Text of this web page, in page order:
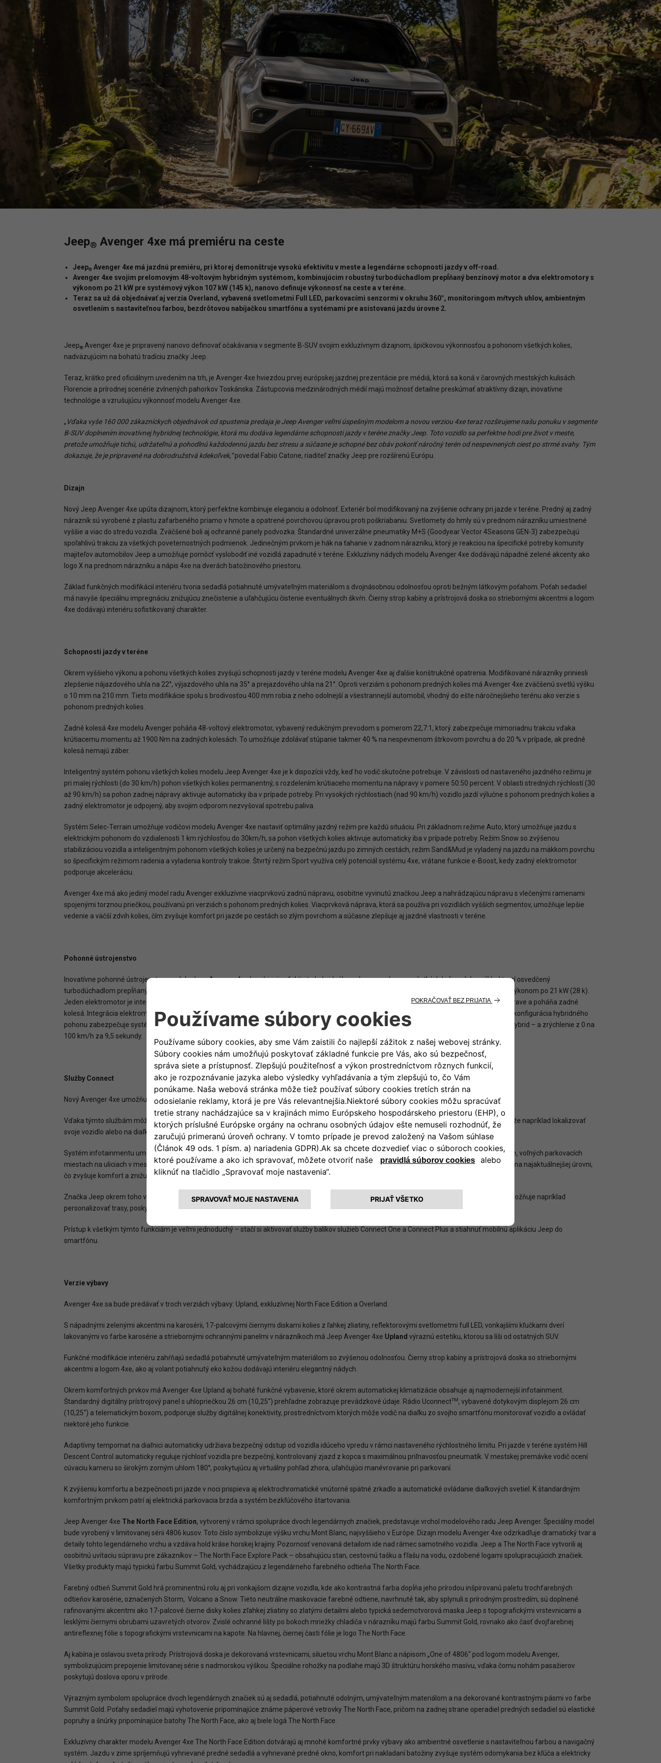
Jeep® Avenger 4xe má premiéru na ceste
Jeep® Avenger 4xe má jazdnú premiéru, pri ktorej demonštruje vysokú efektivitu v meste a legendárne schopnosti jazdy v off-road.
Avenger 4xe svojim prelomovým 48-voltovým hybridným systémom, kombinujúcim robustný turbodúchadlom prepĺňaný benzínový motor a dva elektromotory s
výkonom po 21 kW pre systémový výkon 107 kW (145 k), nanovo definuje výkonnosť na ceste a v teréne.
Teraz sa už dá objednávať aj verzia Overland, vybavená svetlometmi Full LED, parkovacími senzormi v okruhu 360°, monitoringom mŕtvych uhlov, ambientným
osvetlením s nastaviteľnou farbou, bezdrôtovou nabíjačkou smartfónu a systémami pre asistovanú jazdu úrovne 2.
Jeep® Avenger 4xe je pripravený nanovo definovať očakávania v segmente B-SUV svojim exkluzívnym dizajnom, špičkovou výkonnosťou a pohonom všetkých kolies,
nadväzujúcim na bohatú tradíciu značky Jeep.
Teraz, krátko pred oficiálnym uvedením na trh, je Avenger 4xe hviezdou prvej európskej jazdnej prezentácie pre médiá, ktorá sa koná v čarovných mestských kulisách
Florencie a prírodnej scenérie zvlnených pahorkov Toskánska. Zástupcovia medzinárodných médií majú možnosť detailne preskúmať atraktívny dizajn, inovatívne
technológie a vzrušujúcu výkonnosť modelu Avenger 4xe.
„ Vďaka vyše 160 000 zákazníckych objednávok od spustenia predaja je Jeep Avenger veľmi úspešným modelom a novou verziou 4xe teraz rozširujeme našu ponuku v segmente
B-SUV doplnením inovatívnej hybridnej technológie, ktorá mu dodáva legendárne schopnosti jazdy v teréne značky Jeep. Toto vozidlo sa perfektne hodí pre život v meste,
pretože umožňuje tichú, udržateľnú a pohodlnú každodennú jazdu bez stresu a súčasne je schopné bez obáv pokoriť náročný terén od nespevnených ciest po strmé svahy. Tým
dokazuje, že je pripravené na dobrodružstvá kdekoľvek,“povedal Fabio Catone, riaditeľ značky Jeep pre rozšírenú Európu.
Dizajn
Nový Jeep Avenger 4xe upúta dizajnom, ktorý perfektne kombinuje eleganciu a odolnosť. Exteriér bol modifikovaný na zvýšenie ochrany pri jazde v teréne. Predný aj zadný
nárazník sú vyrobené z plastu zafarbeného priamo v hmote a opatrené povrchovou úpravou proti poškriabaniu. Svetlomety do hmly sú v prednom nárazníku umiestnené
vyššie a viac do stredu vozidla. Zväčšené boli aj ochranné panely podvozka. Štandardné univerzálne pneumatiky M+S (Goodyear Vector 4Seasons GEN-3) zabezpečujú
spoľahlivú trakciu za všetkých poveternostných podmienok. Jedinečným prvkom je hák na ťahanie v zadnom nárazníku, ktorý je reakciou na špecifické potreby komunity
majiteľov automobilov Jeep a umožňuje pomôcť vyslobodiť iné vozidlá zapadnuté v teréne. Exkluzívny nádych modelu Avenger 4xe dodávajú nápadné zelené akcenty ako
logo X na prednom nárazníku a nápis 4xe na dverách batožinového priestoru.
Základ funkčných modifikácií interiéru tvoria sedadlá potiahnuté umývateľným materiálom s dvojnásobnou odolnosťou oproti bežným látkovým poťahom. Poťah sedadiel
má navyše špeciálnu impregnáciu znižujúcu znečistenie a uľahčujúcu čistenie eventuálnych škvŕn. Čierny strop kabíny a prístrojová doska so striebornými akcentmi a logom
4xe dodávajú interiéru sofistikovaný charakter.
Schopnosti jazdy v teréne
Okrem vyššieho výkonu a pohonu všetkých kolies zvyšujú schopnosti jazdy v teréne modelu Avenger 4xe aj ďalšie konštrukčné opatrenia. Modifikované nárazníky priniesli
zlepšenie nájazdového uhla na 22°, výjazdového uhla na 35° a prejazdového uhla na 21°. Oproti verziám s pohonom predných kolies má Avenger 4xe zväčšenú svetlú výšku
o 10 mm na 210 mm. Tieto modifikácie spolu s brodivosťou 400 mm robia z neho odolnejší a všestrannejší automobil, vhodný do ešte náročnejšieho terénu ako verzie s
pohonom predných kolies.
Zadné kolesá 4xe modelu Avenger poháňa 48-voltový elektromotor, vybavený redukčným prevodom s pomerom 22,7:1, ktorý zabezpečuje mimoriadnu trakciu vďaka
krútiacemu momentu až 1900 Nm na zadných kolesách. To umožňuje zdolávať stúpanie takmer 40 % na nespevnenom štrkovom povrchu a do 20 % v prípade, ak predné
kolesá nemajú záber.
Inteligentný systém pohonu všetkých kolies modelu Jeep Avenger 4xe je k dispozícii vždy, keď ho vodič skutočne potrebuje. V závislosti od nastaveného jazdného režimu je
pri malej rýchlosti (do 30 km/h) pohon všetkých kolies permanentný, s rozdelením krútiaceho momentu na nápravy v pomere 50:50 percent. V oblasti stredných rýchlostí (30
až 90 km/h) sa pohon zadnej nápravy aktivuje automaticky iba v prípade potreby. Pri vysokých rýchlostiach (nad 90 km/h) vozidlo jazdí výlučne s pohonom predných kolies a
zadný elektromotor je odpojený, aby svojim odporom nezvyšoval spotrebu paliva.
Systém Selec-Terrain umožňuje vodičovi modelu Avenger 4xe nastaviť optimálny jazdný režim pre každú situáciu. Pri základnom režime Auto, ktorý umožňuje jazdu s
elektrickým pohonom do vzdialenosti 1 km rýchlosťou do 30km/h, sa pohon všetkých kolies aktivuje automaticky iba v prípade potreby. Režim Snow so zvýšenou
stabilizáciou vozidla a inteligentným pohonom všetkých kolies je určený na bezpečnú jazdu po zimných cestách, režim Sand&Mud je vyladený na jazdu na mäkkom povrchu
so špecifickým režimom radenia a vyladenia kontroly trakcie. Štvrtý režim Sport využíva celý potenciál systému 4xe, vrátane funkcie e-Boost, kedy zadný elektromotor
podporuje akceleráciu.
Avenger 4xe má ako jediný model radu Avenger exkluzívne viacprvkovú zadnú nápravu, osobitne vyvinutú značkou Jeep a nahrádzajúcu nápravu s vlečenými ramenami
spojenými torznou priečkou, používanú pri verziách s pohonom predných kolies. Viacprvková náprava, ktorá sa používa pri vozidlách vyšších segmentov, umožňuje lepšie
vedenie a väčší zdvih kolies, čím zvyšuje komfort pri jazde po cestách so zlým povrchom a súčasne zlepšuje aj jazdné vlastnosti v teréne.
Pohonné ústrojenstvo
Inovatívne pohonné ústrojenstvo modelu Jeep Avenger 4xe kombinuje efektivitu hybridného pohonu s pohonom všetkých kolies. Jeho základ tvorí osvedčený
turbodúchadlom prepĺňaný benzínový motor s objemom 1,2 litra a výkonom 100 kW (136 k), podporovaný dvoma 48-voltovými elektromotormi s výkonom po 21 kW (28 k).
Jeden elektromotor je integrovaný do 6-stupňovej dvojspojkovej automatickej prevodovky (e-DCS6), druhý je namontovaný priamo na zadnej náprave a poháňa zadné
kolesá. Integrácia elektromotora do prevodovky umožňuje pri nízkych rýchlostiach, cúvaní a parkovaní jazdu výlučne s elektrickým pohonom. Táto konfigurácia hybridného
pohonu zabezpečuje systémový výkon 107 kW (145 k). Avenger 4xe dosahuje maximálnu rýchlosť 194 km/h – o 10 km/h vyššiu oproti modelu e-Hybrid – a zrýchlenie z 0 na
100 km/h za 9,5 sekundy.
Služby Connect
Nový Avenger 4xe umožňuje využívať komplexné portfólio služieb digitálnej konektivity, prispievajúce k zvýšeniu komfortu a bezpečnosti.
Vďaka týmto službám môže byť majiteľ v kontakte so svojim vozidlom kdekoľvek a kedykoľvek. Pomocou mobilnej aplikácie Jeep v smartfóne môže napríklad lokalizovať
svoje vozidlo alebo na diaľku zamknúť a odomknúť dvere.
Systém infotainmentu umožňuje využívať online podporovanú navigáciu, ktorá poskytuje v reálnom čase aktuálne informácie o počasí a premávke, voľných parkovacích
miestach na uliciach v meste, ako aj upozornenia na nebezpečenstvo na ceste. Aktualizácie over-the-air zabezpečujú, že mapy navigácie sú vždy na najaktuálnejšej úrovni,
čo zvyšuje komfort a znižuje stres pri cestovaní.
Značka Jeep okrem toho v rámci nového modelového roka 2025 integrovala hlasového asistenta „ChatGPT“ využívajúceho umelú inteligenciu. Umožňuje napríklad
personalizovať trasy, poskytuje odporúčania na aktivity v prírode a zdieľať históriu značky Jeep.
Prístup k všetkým týmto funkciám je veľmi jednoduchý – stačí si aktivovať služby balíkov služieb Connect One a Connect Plus a stiahnuť mobilnú aplikáciu Jeep do
smartfónu.
Verzie výbavy
Avenger 4xe sa bude predávať v troch verziách výbavy: Upland, exkluzívnej North Face Edition a Overland.
S nápadnými zelenými akcentmi na karosérii, 17-palcovými čiernymi diskami kolies z ľahkej zliatiny, reflektorovými svetlometmi full LED, vonkajšími kľučkami dverí
lakovanými vo farbe karosérie a striebornými ochrannými panelmi v nárazníkoch má Jeep Avenger 4xe Upland výraznú estetiku, ktorou sa líši od ostatných SUV.
Funkčné modifikácie interiéru zahŕňajú sedadlá potiahnuté umývateľným materiálom so zvýšenou odolnosťou. Čierny strop kabíny a prístrojová doska so striebornými
akcentmi a logom 4xe, ako aj volant potiahnutý eko kožou dodávajú interiéru elegantný nádych.
Okrem komfortných prvkov má Avenger 4xe Upland aj bohaté funkčné vybavenie, ktoré okrem automatickej klimatizácie obsahuje aj najmodernejší infotainment.
Štandardný digitálny prístrojový panel s uhlopriečkou 26 cm (10,25“) prehľadne zobrazuje prevádzkové údaje. Rádio UconnectTM, vybavené dotykovým displejom 26 cm
(10,25“) a telematickým boxom, podporuje služby digitálnej konektivity, prostredníctvom ktorých môže vodič na diaľku zo svojho smartfónu monitorovať vozidlo a ovládať
niektoré jeho funkcie.
Adaptívny tempomat na diaľnici automaticky udržiava bezpečný odstup od vozidla idúceho vpredu v rámci nastaveného rýchlostného limitu. Pri jazde v teréne systém Hill
Descent Control automaticky reguluje rýchlosť vozidla pre bezpečný, kontrolovaný zjazd z kopca s maximálnou priľnavosťou pneumatík. V mestskej premávke vodič ocení
cúvaciu kameru so širokým zorným uhlom 180°, poskytujúcu aj virtuálny pohľad zhora, uľahčujúci manévrovanie pri parkovaní.
K zvýšeniu komfortu a bezpečnosti pri jazde v noci prispieva aj elektrochromatické vnútorné spätné zrkadlo a automatické ovládanie diaľkových svetiel. K štandardným
komfortným prvkom patrí aj elektrická parkovacia brzda a systém bezkľúčového štartovania.
Jeep Avenger 4xe The North Face Edition, vytvorený v rámci spolupráce dvoch legendárnych značiek, predstavuje vrchol modelového radu Jeep Avenger. Špeciálny model
bude vyrobený v limitovanej sérii 4806 kusov. Toto číslo symbolizuje výšku vrchu Mont Blanc, najvyššieho v Európe. Dizajn modelu Avenger 4xe odzrkadľuje dramatický tvar a
detaily tohto legendárneho vrchu a vzdáva hold kráse horskej krajiny. Pozornosť venovaná detailom ide nad rámec samotného vozidla. Jeep a The North Face vytvorili aj
osobitnú uvítaciu súpravu pre zákazníkov – The North Face Explore Pack – obsahujúcu stan, cestovnú tašku a fľašu na vodu, ozdobené logami spolupracujúcich značiek.
Všetky produkty majú typickú farbu Summit Gold, vychádzajúcu z legendárneho farebného odtieňa The North Face.
Farebný odtieň Summit Gold hrá prominentnú rolu aj pri vonkajšom dizajne vozidla, kde ako kontrastná farba dopĺňa jeho prírodou inšpirovanú paletu trochfarebných
odtieňov karosérie, označených Storm, Volcano a Snow. Tieto neutrálne maskovacie farebné odtiene, navrhnuté tak, aby splynuli s prírodným prostredím, sú doplnené
rafinovanými akcentmi ako 17-palcové čierne disky kolies zľahkej zliatiny so zlatými detailmi alebo typická sedemotvorová maska Jeep s topografickými vrstevnicami a
lesklými čiernymi obrubami uzavretých otvorov. Zvislé ochranné lišty po bokoch mriežky chladiča v nárazníku majú farbu Summit Gold, rovnako ako časť dvojfarebnej
antireflexnej fólie s topografickými vrstevnicami na kapote. Na hlavnej, čiernej časti fólie je logo The North Face.
Aj kabína je oslavou sveta prírody. Prístrojová doska je dekorovaná vrstevnicami, siluetou vrchu Mont Blanc a nápisom „One of 4806“ pod logom modelu Avenger,
symbolizujúcim prepojenie limitovanej série s nadmorskou výškou. Špeciálne rohožky na podlahe majú 3D štruktúru horského masívu, vďaka čomu nohám pasažierov
poskytujú doslova oporu v prírode.
Výrazným symbolom spolupráce dvoch legendárnych značiek sú aj sedadlá, potiahnuté odolným, umývateľným materiálom a na dekorované kontrastnými pásmi vo farbe
Summit Gold. Poťahy sedadiel majú vyhotovenie pripomínajúce známe páperové vetrovky The North Face, pričom na zadnej strane operadiel predných sedadiel sú elastické
popruhy a šnúrky pripomínajúce batohy The North Face, ako aj biele logá The North Face.
Exkluzívny charakter modelu Avenger 4xe The North Face Edition dotvárajú aj mnohé komfortné prvky výbavy ako ambientné osvetlenie s nastaviteľnou farbou a navigačný
systém. Jazdu v zime spríjemňujú vyhrievané predné sedadlá a vyhrievané predné okno, komfort pri nakladaní batožiny zvyšuje systém odomykania bez kľúča a elektricky